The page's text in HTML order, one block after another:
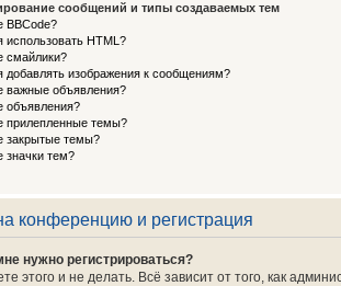
сообщений и типы создаваемых тем
BBCode?
использовать HTML?
смайлики?
добавлять изображения к сообщениям?
важные объявления?
объявления?
прилепленные темы?
закрытые темы?
значки тем?
конференцию и регистрация
нужно регистрироваться?
этого и не делать. Всё зависит от того, как